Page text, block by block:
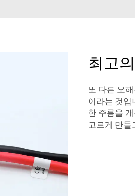
최고
또 다른 오
이라는 것입
한 주름을
고르게 만들